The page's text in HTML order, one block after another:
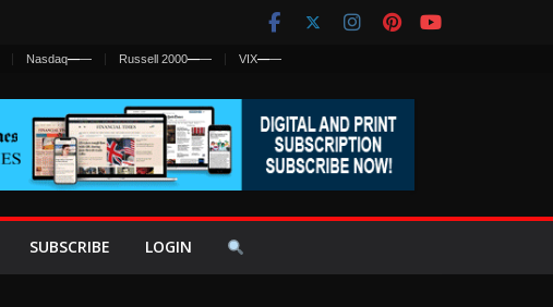
Nasdaq—— Russell 2000—— VIX——
SUBSCRIBE LOGIN